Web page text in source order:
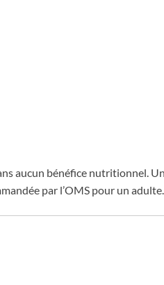
aucun bénéfice nutritionnel.
par l’OMS pour un adulte.